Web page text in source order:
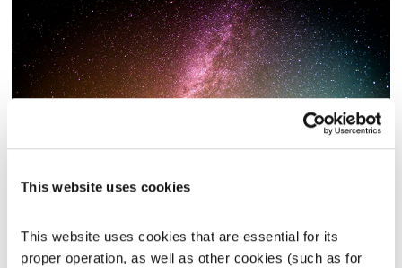
This website uses cookies
This website uses cookies that are essential for its
proper operation, as well as other cookies (such as for
01:58:42